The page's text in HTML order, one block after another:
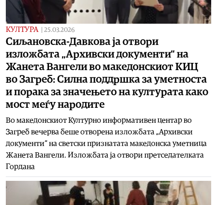
КУЛТУРА 25.03.2026
Сиљановска-Давкова ја отвори
изложбата „Архивски документи“ на
Жанета Вангели во македонскиот КИЦ
во Загреб: Силна поддршка за уметноста
и порака за значењето на културата како
мост меѓу народите
Во македонскиот Културно информативен центар во
Загреб вечерва беше отворена изложбата „Архивски
документи“ на светски признатата македонска уметница
Жанета Вангели. Изложбата ја отвори претседателката
Гордана